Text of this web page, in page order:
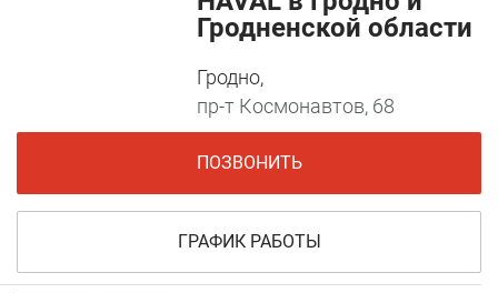
Гродненской области
Гродно,
пр-т Космонавтов, 68
ПОЗВОНИТЬ
ГРАФИК РАБОТЫ